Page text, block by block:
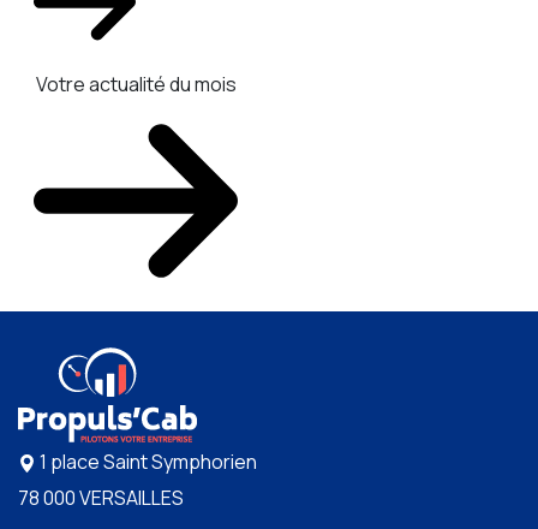
Votre actualité du mois
1 place Saint Symphorien
78 000 VERSAILLES